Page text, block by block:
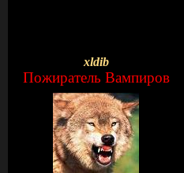
xldib
Пожиратель Вампиров